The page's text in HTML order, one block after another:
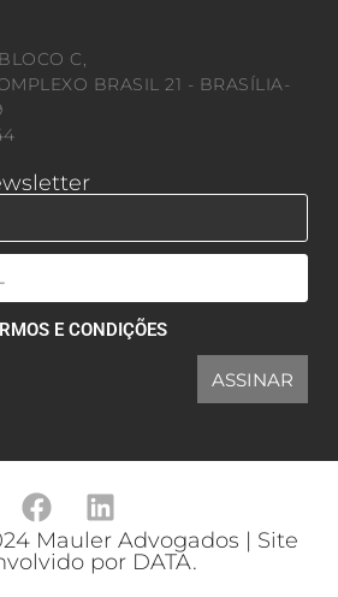
C,
BRASIL 21 - BRASÍLIA-
E CONDIÇÕES
ASSINAR
Mauler Advogados | Site
por DATA.